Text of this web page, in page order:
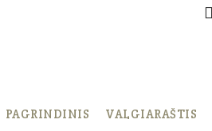
PAGRINDINIS VALGIARAŠTIS